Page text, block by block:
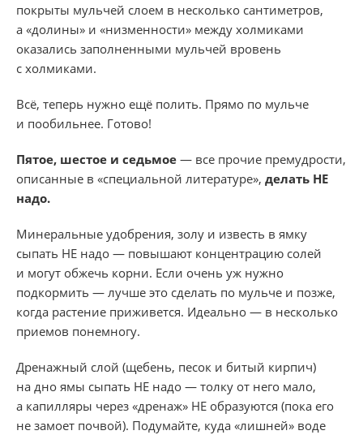
покрыты мульчей слоем в несколько сантиметров,
а «долины» и «низменности» между холмиками
оказались заполненными мульчей вровень
с холмиками.
Всё, теперь нужно ещё полить. Прямо по мульче
и пообильнее. Готово!
Пятое, шестое и седьмое — все прочие премудрости,
описанные в «специальной литературе», делать НЕ
надо.
Минеральные удобрения, золу и известь в ямку
сыпать НЕ надо — повышают концентрацию солей
и могут обжечь корни. Если очень уж нужно
подкормить — лучше это сделать по мульче и позже,
когда растение приживется. Идеально — в несколько
приемов понемногу.
Дренажный слой (щебень, песок и битый кирпич)
на дно ямы сыпать НЕ надо — толку от него мало,
а капилляры через «дренаж» НЕ образуются (пока его
не замоет почвой). Подумайте, куда «лишней» воде